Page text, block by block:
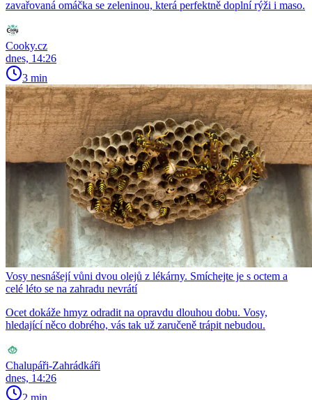
zavařovaná omáčka se zeleninou, která perfektně doplní rýži i maso.
Cooky.cz
dnes, 14:26
3 min
Vosy nesnášejí vůni dvou olejů z lékárny. Smíchejte je s octem a
celé léto se na zahradu nevrátí
Ocet dokáže hmyz odradit na opravdu dlouhou dobu. Vosy,
hledající něco dobrého, vás tak už zaručeně trápit nebudou.
Chalupáři-Zahrádkáři
dnes, 14:26